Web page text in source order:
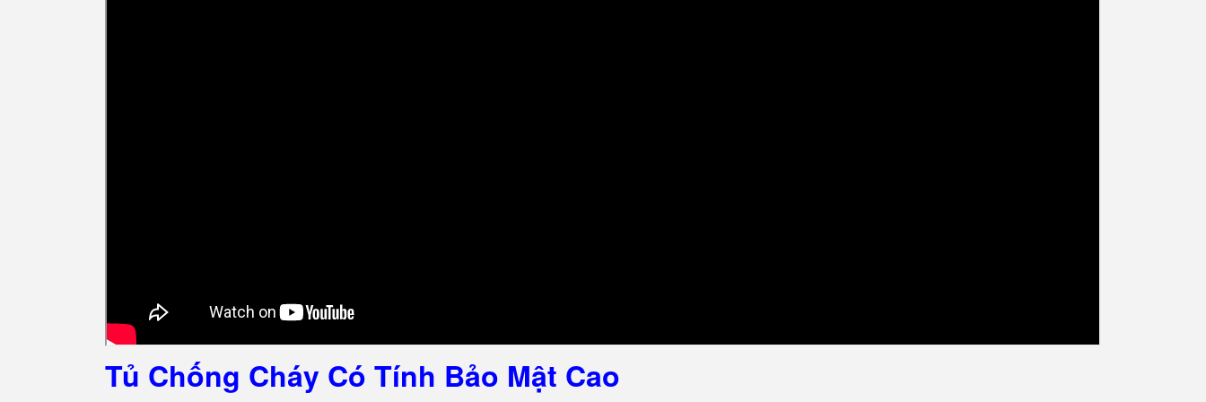
Tủ Chống Cháy Có Tính Bảo Mật Cao